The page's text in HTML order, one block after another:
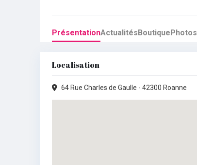
Jeudi : 10h00 - 19h00
Dimanche : 09h00 - 19h00
PrésentationActualitésBoutiquePhotos
Localisation
64 Rue Charles de Gaulle - 42300 Roanne